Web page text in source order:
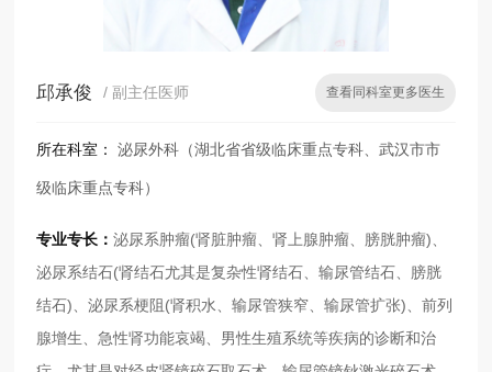
查看同科室更多医生
邱承俊 / 副主任医师
所在科室：泌尿外科（湖北省省级临床重点专科、武汉市市
级临床重点专科）
专业专长：泌尿系肿瘤(肾脏肿瘤、肾上腺肿瘤、膀胱肿瘤)、
泌尿系结石(肾结石尤其是复杂性肾结石、输尿管结石、膀胱
结石)、泌尿系梗阻(肾积水、输尿管狭窄、输尿管扩张)、前列
腺增生、急性肾功能哀竭、男性生殖系统等疾病的诊断和治